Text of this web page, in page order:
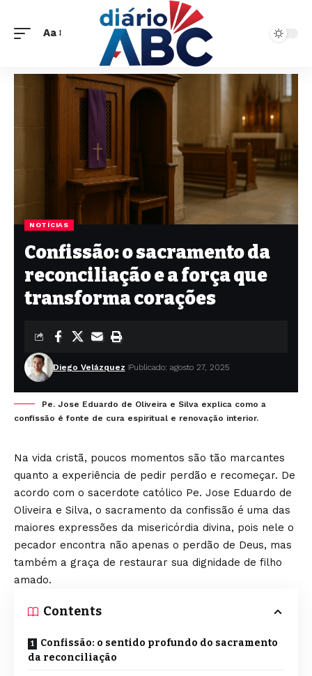
Aa
NOTÍCIAS
Confissão: o sacramento da
reconciliação e a força que
transforma corações
Diego Velázquez Publicado: agosto 27, 2025
Pe. Jose Eduardo de Oliveira e Silva explica como a
confissão é fonte de cura espiritual e renovação interior.
Na vida cristã, poucos momentos são tão marcantes
quanto a experiência de pedir perdão e recomeçar. De
acordo com o sacerdote católico Pe. Jose Eduardo de
Oliveira e Silva, o sacramento da confissão é uma das
maiores expressões da misericórdia divina, pois nele o
pecador encontra não apenas o perdão de Deus, mas
também a graça de restaurar sua dignidade de filho
amado.
Contents
Confissão: o sentido profundo do sacramento
da reconciliação